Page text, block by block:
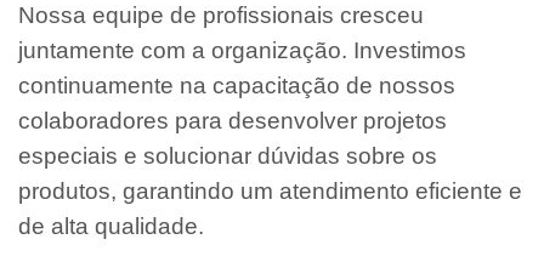
Nossa equipe de profissionais cresceu
juntamente com a organização. Investimos
continuamente na capacitação de nossos
colaboradores para desenvolver projetos
especiais e solucionar dúvidas sobre os
produtos, garantindo um atendimento eficiente e
de alta qualidade.